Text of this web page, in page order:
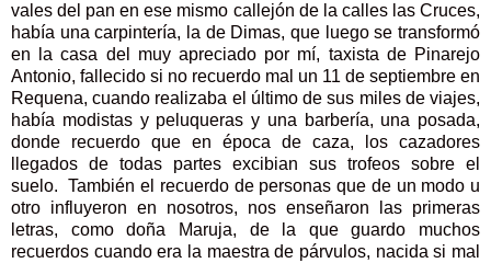
vales del pan en ese mismo callejón de la calles las Cruces,
había una carpintería, la de Dimas, que luego se transformó
en la casa del muy apreciado por mí, taxista de Pinarejo
Antonio, fallecido si no recuerdo mal un 11 de septiembre en
Requena, cuando realizaba el último de sus miles de viajes,
había modistas y peluqueras y una barbería, una posada,
donde recuerdo que en época de caza, los cazadores
llegados de todas partes excibian sus trofeos sobre el
suelo. También el recuerdo de personas que de un modo u
otro influyeron en nosotros, nos enseñaron las primeras
letras, como doña Maruja, de la que guardo muchos
recuerdos cuando era la maestra de párvulos, nacida si mal